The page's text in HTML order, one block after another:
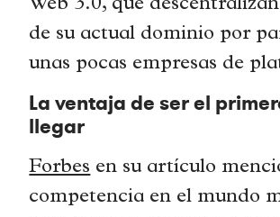
Web 3.0, que
de su actual dominio por
unas pocas empresas de
La ventaja de ser el
llegar
Forbes en su artículo
competencia en el mundo